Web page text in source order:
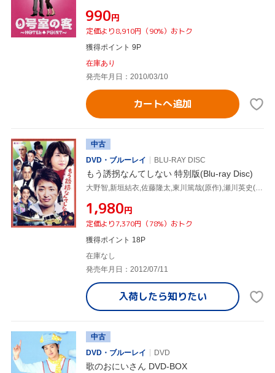
¥990円
定価より8,910円（90%）おトク
獲得ポイント 9P
在庫あり
発売年月日：2010/03/10
カートへ追加
中古
DVD・ブルーレイ
BLU-RAY DISC
もう誘拐なんてしない 特別版(Blu-ray Disc)
大野智,新垣結衣,佐藤隆太,東川篤哉(原作),瀬川英史(音楽)
¥1,980円
定価より7,370円（78%）おトク
獲得ポイント 18P
在庫なし
発売年月日：2012/07/11
入荷したら知りたい
中古
DVD・ブルーレイ
DVD
歌のおにいさん DVD-BOX